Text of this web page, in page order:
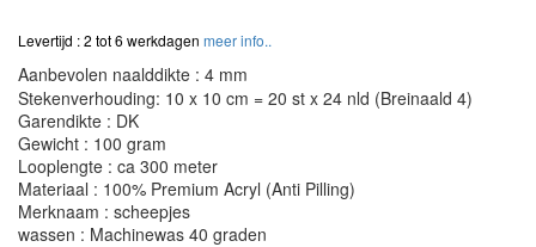
Levertijd : 2 tot 6 werkdagen meer info..
Aanbevolen naalddikte : 4 mm
Stekenverhouding: 10 x 10 cm = 20 st x 24 nld (Breinaald 4)
Garendikte : DK
Gewicht : 100 gram
Looplengte : ca 300 meter
Materiaal : 100% Premium Acryl (Anti Pilling)
Merknaam : scheepjes
wassen : Machinewas 40 graden